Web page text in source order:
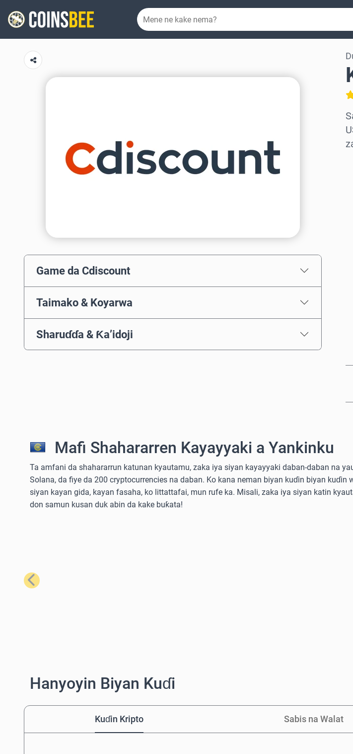
Game da Cdiscount
Taimako & Koyarwa
Sharuɗɗa & Ƙa’idoji
Mafi Shahararren Kayayyaki a Yankinku
Ta amfani da shahararrun katunan kyautamu, zaka iya siyan kayayyaki daban-daban na
Solana, da fiye da 200 cryptocurrencies na daban. Ko kana neman biyan kuɗin biyan
siyan kayan gida, kayan fasaha, ko littattafai, mun rufe ka. Misali, zaka iya siyan katin
don samun kusan duk abin da kake buƙata!
Na Baya
Hanyoyin Biyan Kuɗi
Kuɗin Kripto Sabis na Walat